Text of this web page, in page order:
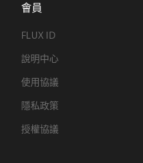
會員
FLUX ID
說明中心
使用協議
隱私政策
授權協議